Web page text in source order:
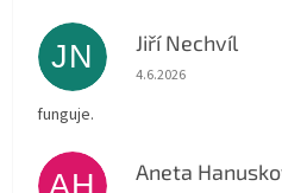
JN Jiří Nechvíl
Hodnocení obchodu
4.6.2026
funguje.
Aneta